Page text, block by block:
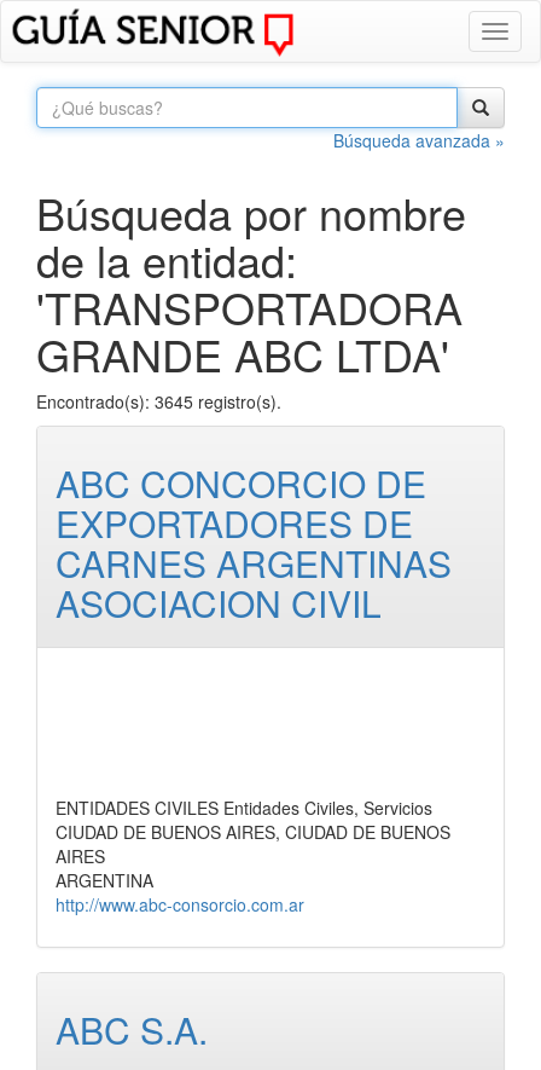
Búsqueda avanzada »
Búsqueda por nombre
de la entidad:
'TRANSPORTADORA
GRANDE ABC LTDA'
Encontrado(s): 3645 registro(s).
ABC CONCORCIO DE
EXPORTADORES DE
CARNES ARGENTINAS
ASOCIACION CIVIL
ENTIDADES CIVILES Entidades Civiles, Servicios
CIUDAD DE BUENOS AIRES, CIUDAD DE BUENOS
AIRES
ARGENTINA
http://www.abc-consorcio.com.ar
ABC S.A.